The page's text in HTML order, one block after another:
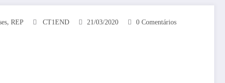
, REP CT1END 21/03/2020 0 Comentários